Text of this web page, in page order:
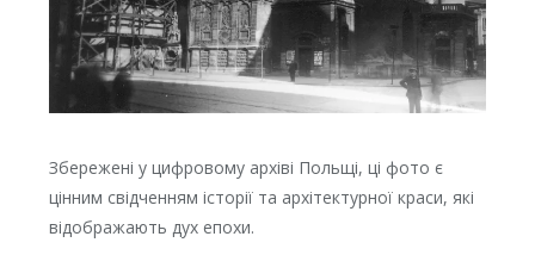
Збережені у цифровому архіві Польщі, ці фото є
цінним свідченням історії та архітектурної краси, які
відображають дух епохи.